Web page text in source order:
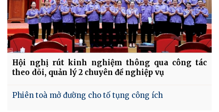
Hội nghị rút kinh nghiệm thông qua công tác
theo dõi, quản lý 2 chuyên đề nghiệp vụ
Phiên toà mở đường cho tố tụng công ích